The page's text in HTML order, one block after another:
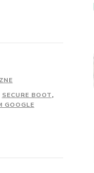
SECURE BOOT,
GOOGLE